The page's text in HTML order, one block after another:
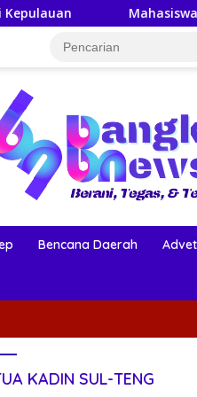
Mahasiswa KKN-PPM UGM
Bencana Daerah
KADIN SUL-TENG